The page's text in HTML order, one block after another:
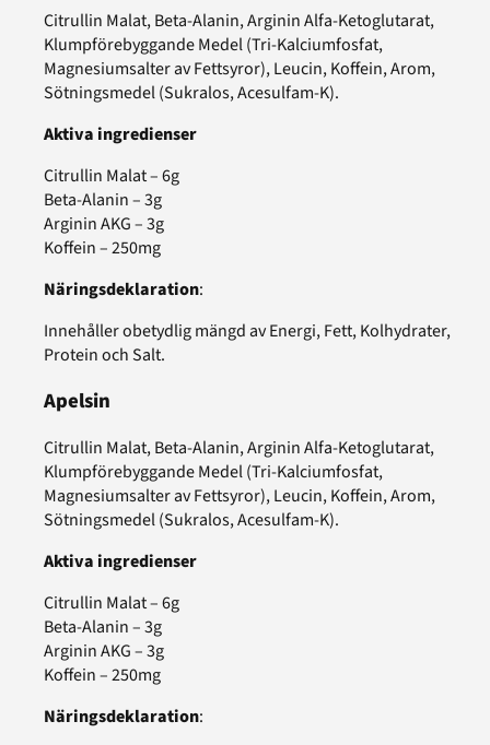
Citrullin Malat, Beta-Alanin, Arginin Alfa-Ketoglutarat,
Klumpförebyggande Medel (Tri-Kalciumfosfat,
Magnesiumsalter av Fettsyror), Leucin, Koffein, Arom,
Sötningsmedel (Sukralos, Acesulfam-K).
Aktiva ingredienser
Citrullin Malat – 6g
Beta-Alanin – 3g
Arginin AKG – 3g
Koffein – 250mg
Näringsdeklaration:
Innehåller obetydlig mängd av Energi, Fett, Kolhydrater,
Protein och Salt.
Apelsin
Citrullin Malat, Beta-Alanin, Arginin Alfa-Ketoglutarat,
Klumpförebyggande Medel (Tri-Kalciumfosfat,
Magnesiumsalter av Fettsyror), Leucin, Koffein, Arom,
Sötningsmedel (Sukralos, Acesulfam-K).
Aktiva ingredienser
Citrullin Malat – 6g
Beta-Alanin – 3g
Arginin AKG – 3g
Koffein – 250mg
Näringsdeklaration: